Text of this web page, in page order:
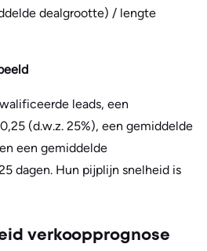
dealgrootte) / lengte
leads, een
(d.w.z. 25%), een gemiddelde
een gemiddelde
dagen. Hun pijplijn snelheid is
verkoopprognose